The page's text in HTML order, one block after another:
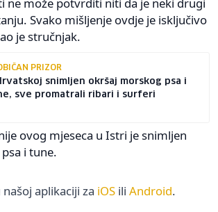
Svako mišljenje ovdje je isključivo
je stručnjak.
PRIZOR
snimljen okršaj morskog psa i
sve promatrali ribari i surferi
ovog mjeseca u Istri je snimljen
i tune.
aplikaciji za iOS ili Android.